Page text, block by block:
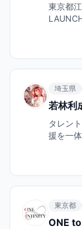
東京都
埼玉県
若林利
タレン
援を一
東京都
ONE